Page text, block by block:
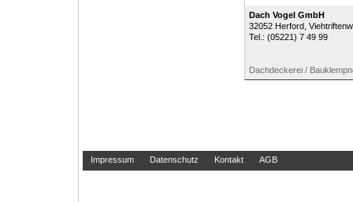
Dach Vogel GmbH
32052 Herford,
Tel.: (05221) 7 49 99
Dachdeckerei /
Impressum Datenschutz Kontakt AGB